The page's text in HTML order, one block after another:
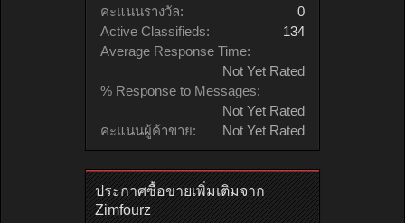
คะแนนรางวัล:
0
Active Classifieds:
134
Average Response Time:
Not Yet Rated
% Response to Messages:
Not Yet Rated
คะแนนผู้ค้าขาย:
Not Yet Rated
ประกาศซื้อขายเพิ่มเติมจาก
Zimfourz